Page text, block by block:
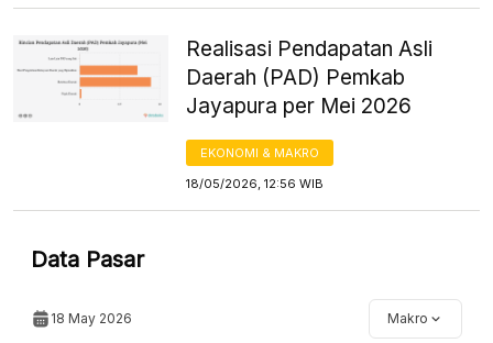
Realisasi Pendapatan Asli
Daerah (PAD) Pemkab
Jayapura per Mei 2026
EKONOMI & MAKRO
18/05/2026, 12:56 WIB
Data Pasar
18 May 2026 Makro